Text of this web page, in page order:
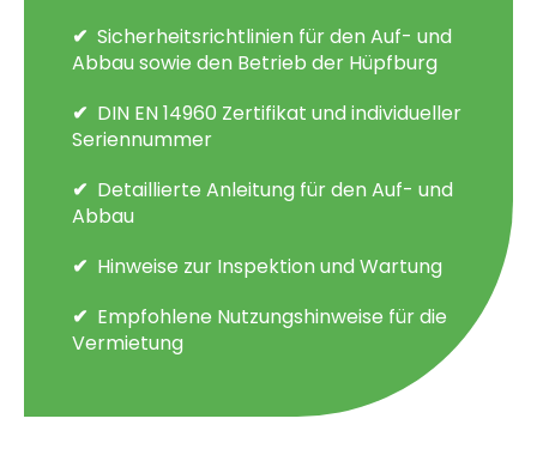
Sicherheitsrichtlinien für den Auf- und
Abbau sowie den Betrieb der Hüpfburg
DIN EN 14960 Zertifikat und individueller
Seriennummer
Detaillierte Anleitung für den Auf- und
Abbau
Hinweise zur Inspektion und Wartung
Empfohlene Nutzungshinweise für die
Vermietung